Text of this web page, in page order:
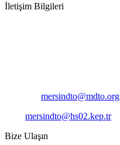
İletişim Bilgileri
mersindto@mdto.org
mersindto@hs02.kep.tr
Bize Ulaşın